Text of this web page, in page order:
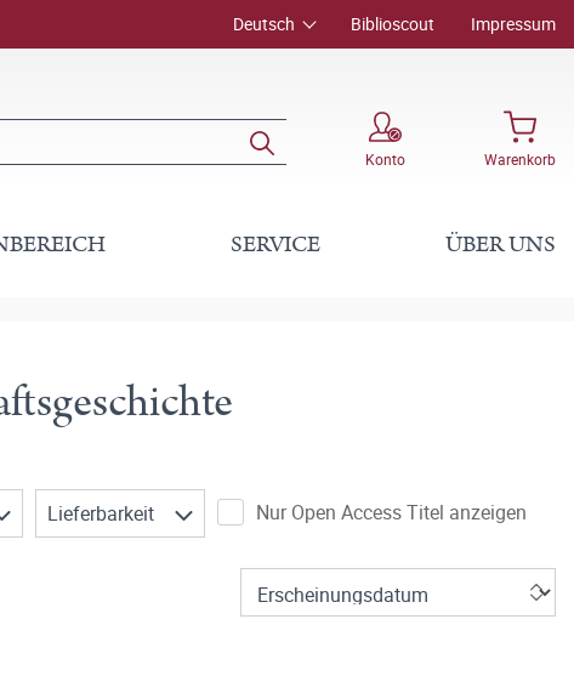
Deutsch Biblioscout Impressum
Konto Warenkorb
SERVICE ÜBER UNS
Lieferbarkeit Nur Open Access Titel anzeigen